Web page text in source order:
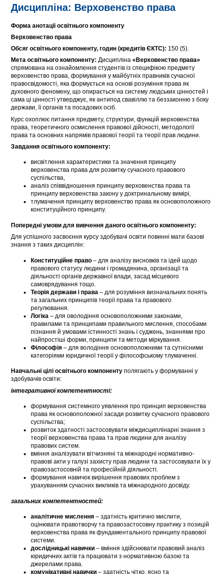
Дисципліна: Верховенство права
Форма анотації освітнього компоненту
Верховенство права
Обсяг освітнього компоненту, годин (кредитів ЄКТС): 150 (5).
Мета освітнього компоненту:Дисципліна«Верховенство права»
спрямована на ознайомлення студентів із специфікою предмету
верховенство права, формування у майбутніх правників сучасної
правосвідомості, яка формується на основі розуміння права як
духовного феномену, що опирається на систему людських цінностей і
сама ці цінності утверджує, як антипод свавіллю та беззаконню з боку
держави, її органів та посадових осіб.
Курс охоплює питання предмету, структури, функцій верховенства
права, теоретичного осмислення правової дійсності, методології
права та основних напрямів правової теорії та теорії прав людини.
Завдання освітнього компоненту:
висвітлення характеристики та значення принципу
верховенства права для розвитку сучасного правового
суспільства,
аналіз співвідношення принципу верховенства права та
принципу верховенства закону у доктринальному вимірі,
тлумачення принципу верховенство права як основоположного
конституційного принципу.
Попередні умови для вивчення даного освітнього компоненту:
Для успішного засвоєння курсу здобувачі освіти повинні мати базові
знання з таких дисциплін:
Конституційне право – для аналізу висновків та ідей щодо
правового статусу людини і громадянина, організації та
діяльності органів державної влади, засад місцевого
самоврядування тощо.
Теорія держави і права – для розуміння визначальних понять
та загальних принципів теорії права та правового
регулювання.
Логіка – для оволодіння основоположними законами,
правилами та принципами правильного мислення, способами
пізнання й умовами істинності знань і суджень, знаннями про
найпростіші форми, принципи та методи міркування.
Філософія– для володіння основоположними та сутнісними
категоріями юридичної теорії у філософському тлумаченні.
Навчальні цілі освітнього компонентуполягають у формуванні у
здобувачів освіти:
інтегративної компетентності:
формування системного уявлення про принцип верховенства
права як основоположної засади розвитку сучасного правового
суспільства;
розвиток здатності застосовувати міждисциплінарні знання з
теорії верховенства права та прав людини для аналізу
правових систем.
вміння аналізувати вітчизняні та міжнародні нормативно-
правові акти у галузі захисту прав людини та застосовувати їх у
правозастосовній та професійній діяльності.
формування навичок вирішення правових проблем з
урахуванням сучасних викликів та міжнародного досвіду.
загальних компетентностей:
аналітичне мислення – здатність критично мислити,
оцінювати правотворчу та правозастосовну практику з позицій
верховенства права як фундаментального принципу правової
системи.
дослідницькі навички – вміння здійснювати правовий аналіз
юридичних актів та працювати з нормативною базою та
джерелами права.
комунікативні навички – здатність чітко, ясно та